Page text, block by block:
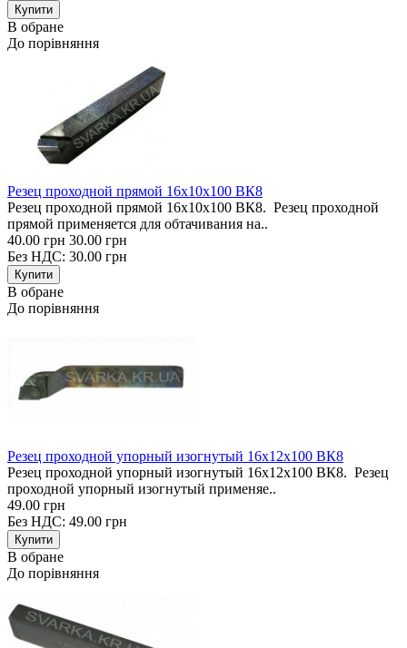
В обране
До порівняння
Резец проходной прямой 16х10х100 ВК8
Резец проходной прямой 16х10х100 ВК8. Резец проходной
прямой применяется для обтачивания на..
40.00 грн 30.00 грн
Без НДС: 30.00 грн
В обране
До порівняння
Резец проходной упорный изогнутый 16х12х100 ВК8
Резец проходной упорный изогнутый 16х12х100 ВК8. Резец
проходной упорный изогнутый применяе..
49.00 грн
Без НДС: 49.00 грн
В обране
До порівняння